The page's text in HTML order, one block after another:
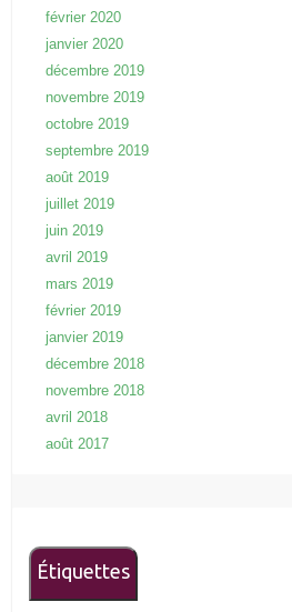
février 2020
janvier 2020
décembre 2019
novembre 2019
octobre 2019
septembre 2019
août 2019
juillet 2019
juin 2019
avril 2019
mars 2019
février 2019
janvier 2019
décembre 2018
novembre 2018
avril 2018
août 2017
Étiquettes